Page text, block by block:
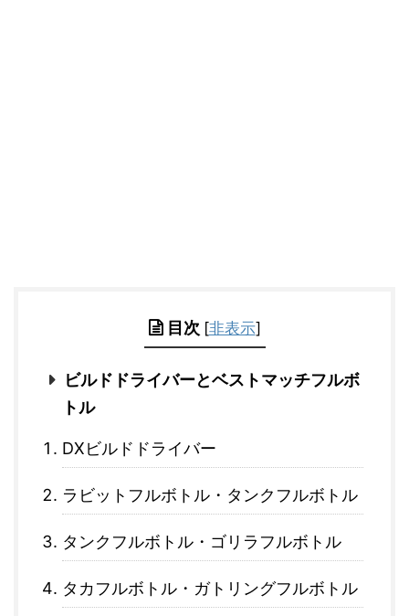
目次 [非表示]
ビルドドライバーとベストマッチフルボ
トル
DXビルドドライバー
ラビットフルボトル・タンクフルボトル
タンクフルボトル・ゴリラフルボトル
タカフルボトル・ガトリングフルボトル